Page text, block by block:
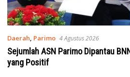
Daerah, Parimo 4 Agustus 2026
Sejumlah ASN Parimo Dipantau
yang Positif